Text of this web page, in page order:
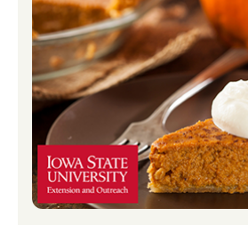
navet d’un oignon, et j’ai
pouvais devenir plus
les navets que de
Les navets sont un
au crédit de mon mari,
forme qu’un oignon mais
même coquille extérieure
de manger. Je trouve
peuvent être une bonne
pommes de terre dans
c’est généralement